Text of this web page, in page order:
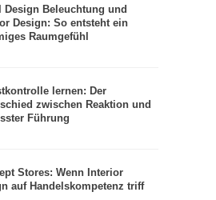
Design Beleuchtung und
Design: So entsteht ein
Raumgefühl
lernen: Der
zwischen Reaktion und
Führung
Stores: Wenn Interior
auf Handelskompetenz triff